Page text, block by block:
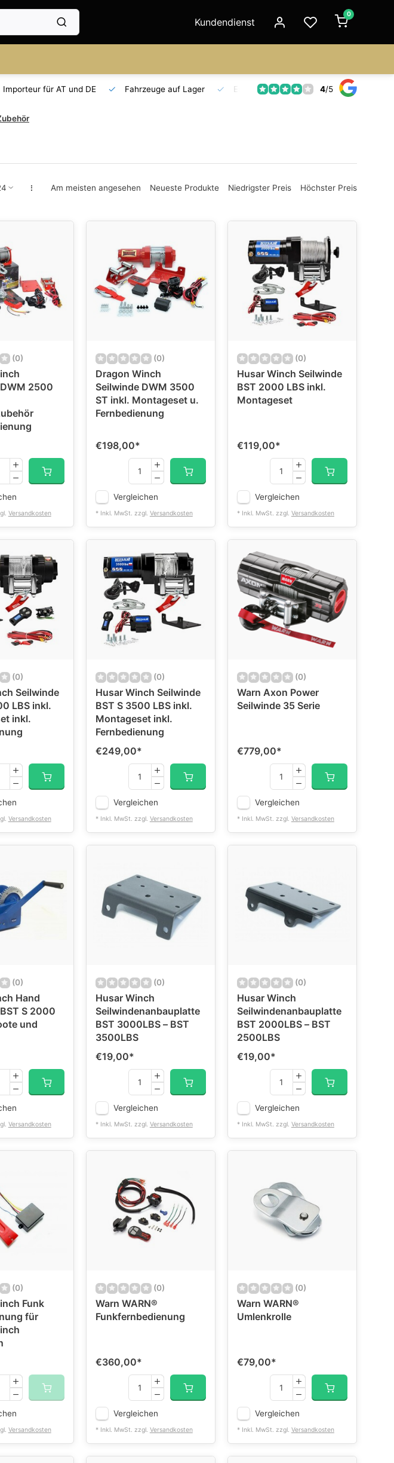
Kundendienst
0
Importeur für AT und DE Fahrzeuge auf Lager Ersatzteilversorgung Seit 18
4/5
Am meisten angesehen Neueste Produkte Niedrigster Preis Höchster Preis
(0)
2500
Versandkosten
(0)
Dragon Winch
Seilwinde DWM 3500
ST inkl. Montageset u.
Fernbedienung
€198,00*
Vergleichen
* Inkl. MwSt. zzgl. Versandkosten
(0)
Husar Winch Seilwinde
BST 2000 LBS inkl.
Montageset
€119,00*
Vergleichen
* Inkl. MwSt. zzgl. Versandkosten
(0)
Seilwinde
LBS inkl.
inkl.
Versandkosten
(0)
Husar Winch Seilwinde
BST S 3500 LBS inkl.
Montageset inkl.
Fernbedienung
€249,00*
Vergleichen
* Inkl. MwSt. zzgl. Versandkosten
(0)
Warn Axon Power
Seilwinde 35 Serie
€779,00*
Vergleichen
* Inkl. MwSt. zzgl. Versandkosten
(0)
Hand
S 2000
und
Versandkosten
(0)
Husar Winch
Seilwindenanbauplatte
BST 3000LBS – BST
3500LBS
€19,00*
Vergleichen
* Inkl. MwSt. zzgl. Versandkosten
(0)
Husar Winch
Seilwindenanbauplatte
BST 2000LBS – BST
2500LBS
€19,00*
Vergleichen
* Inkl. MwSt. zzgl. Versandkosten
(0)
Funk
für
Versandkosten
(0)
Warn WARN®
Funkfernbedienung
€360,00*
Vergleichen
* Inkl. MwSt. zzgl. Versandkosten
(0)
Warn WARN®
Umlenkrolle
€79,00*
Vergleichen
* Inkl. MwSt. zzgl. Versandkosten